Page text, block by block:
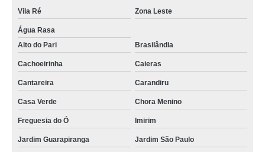
Vila Ré Zona Leste
Água Rasa
Alto do Pari
Brasilândia
Cachoeirinha Caieras
Cantareira Carandiru
Casa Verde Chora Menino
Freguesia do Ó Imirim
Jardim Guarapiranga Jardim São Paulo